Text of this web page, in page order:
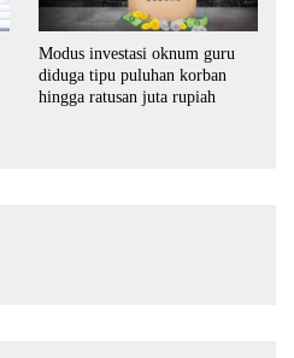
Modus investasi oknum guru
diduga tipu puluhan korban
hingga ratusan juta rupiah